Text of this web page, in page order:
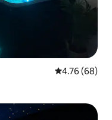
औसत रेटिंग 5 में
4.76 (68)